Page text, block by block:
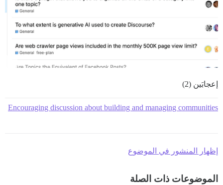
إعجابَين (2)
Encouraging discussion about building and managing communities
إظهار المنشور في الموضوع
الموضوعات ذات الصلة